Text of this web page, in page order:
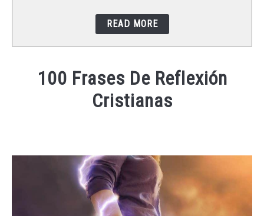
READ MORE
100 Frases De Reflexión
Cristianas